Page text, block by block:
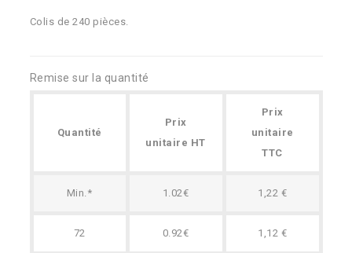
Colis de 240 pièces.
Remise sur la quantité
Quantité
Prix
unitaire HT
Prix
unitaire
TTC
Min.* 1.02€ 1,22 €
72 0.92€ 1,12 €